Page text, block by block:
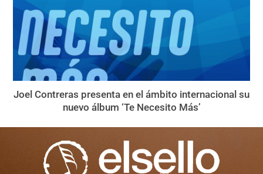
Joel Contreras presenta en el ámbito internacional su
nuevo álbum ‘Te Necesito Más’